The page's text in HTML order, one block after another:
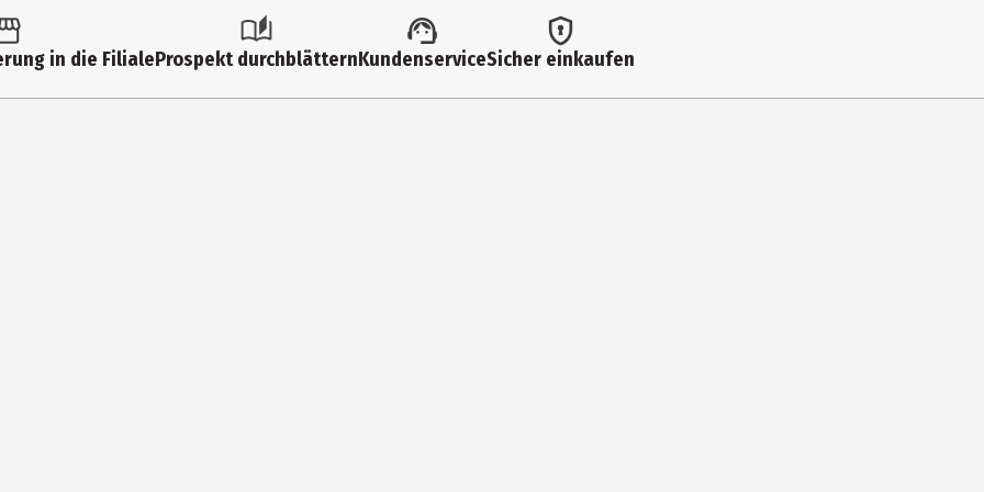
in die FilialeProspekt durchblätternKundenserviceSicher einkaufen